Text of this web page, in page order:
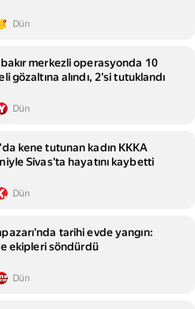
Dün
merkezli operasyonda 10
gözaltına alındı, 2'si tutuklandı
Dün
kene tutunan kadın KKKA
Sivas'ta hayatını kaybetti
Dün
tarihi evde yangın:
ekipleri söndürdü
Dün